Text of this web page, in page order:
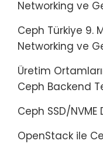
Networking ve
Ceph Türkiye 9.
Networking ve
Üretim
Ceph Backend
Ceph SSD/NVME
OpenStack ile